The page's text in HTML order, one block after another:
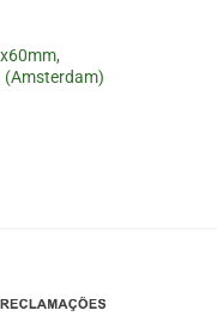
(Amsterdam)